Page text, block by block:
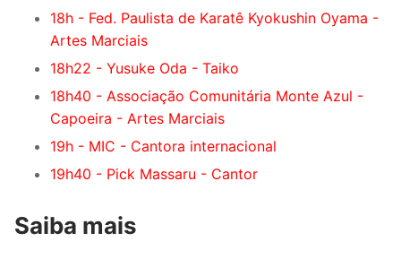
18h - Fed. Paulista de Karatê Kyokushin Oyama -
Artes Marciais
18h22 - Yusuke Oda - Taiko
18h40 - Associação Comunitária Monte Azul -
Capoeira - Artes Marciais
19h - MIC - Cantora internacional
19h40 - Pick Massaru - Cantor
Saiba mais